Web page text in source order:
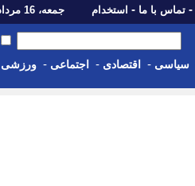
- تماس با ما - استخدام جمعه، 16 مرداد 1405 - Fri, 07th Aug 2026
سیاسی - اقتصادی - اجتماعی - ورزشی